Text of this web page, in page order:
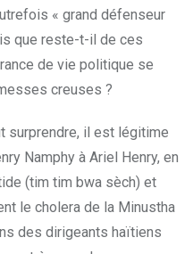
« grand défenseur
que reste-t-il de ces
de vie politique se
creuses ?
surprendre, il est légitime
Namphy à Ariel Henry, en
(tim tim bwa sèch) et
le cholera de la Minustha
des dirigeants haïtiens